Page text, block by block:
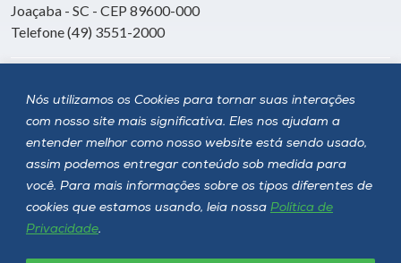
Nós utilizamos os Cookies para tornar suas interações
com nosso site mais significativa. Eles nos ajudam a
entender melhor como nosso website está sendo usado,
assim podemos entregar conteúdo sob medida para
você. Para mais informações sobre os tipos diferentes de
cookies que estamos usando, leia nossa Política de
Privacidade.
Joaçaba - SC - CEP 89600-000
Telefone (49) 3551-2000
Siga a Unoesc